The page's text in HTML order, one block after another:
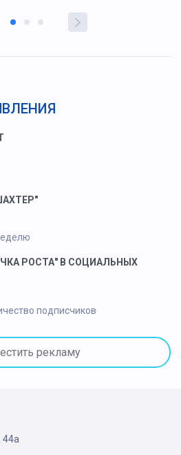
РОСТА" В СОЦИАЛЬНЫХ
подписчиков
рекламу
44а